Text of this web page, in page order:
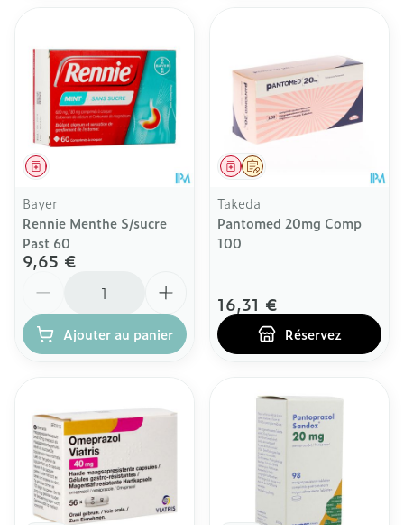
Médicament
Bayer
Rennie Menthe S/sucre
Past 60
9,65 €
Ajouter au panier
Sur prescription
Médicament
Takeda
Pantomed 20mg Comp
100
16,31 €
Réservez